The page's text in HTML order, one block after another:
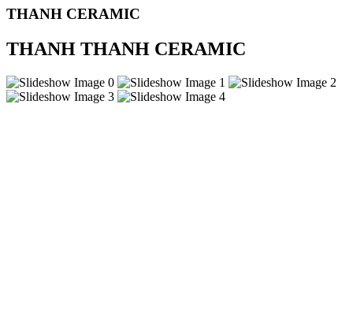
THANH CERAMIC
THANH THANH CERAMIC